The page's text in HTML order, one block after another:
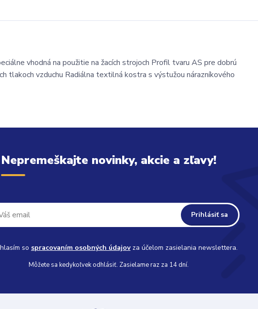
vhodná na použitie na žacích strojoch Profil tvaru AS pre dobrú
tlakoch vzduchu Radiálna textilná kostra s výstužou nárazníkového
Nepremeškajte novinky, akcie a zľavy!
Prihlásiť sa
so spracovaním osobných údajovza účelom zasielania newslettera.
Môžete sa kedykoľvek odhlásiť. Zasielame raz za 14 dní.